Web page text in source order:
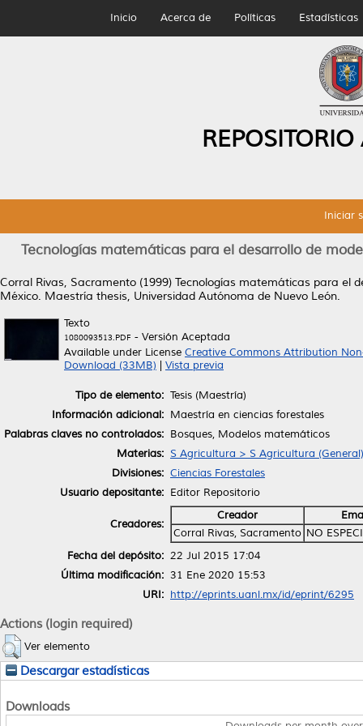
Inicio Acerca de Políticas Estadísticas
Iniciar
Tecnologías matemáticas para el desarrollo de
Corral Rivas, Sacramento (1999) Tecnologías matemáticas para el
México. Maestría thesis, Universidad Autónoma de Nuevo León.
Texto
1080093513.PDF - Versión Aceptada
Available under License Creative Commons Attribution
Download (33MB)
Vista previa
Tipo de elemento: Tesis (Maestría)
Información adicional: Maestría en ciencias forestales
Palabras claves no controlados: Bosques, Modelos matemáticos
Materias: S Agricultura > S Agricultura (General)
Divisiones: Ciencias Forestales
Usuario depositante: Editor Repositorio
Creadores:
Creador
Corral Rivas, Sacramento NO
Fecha del depósito: 22 Jul 2015 17:04
Última modificación: 31 Ene 2020 15:53
URI: http://eprints.uanl.mx/id/eprint/6295
Actions (login required)
Ver elemento
Descargar estadísticas
Downloads